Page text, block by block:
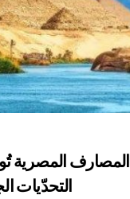
المصارف المصرية
التحدّيات